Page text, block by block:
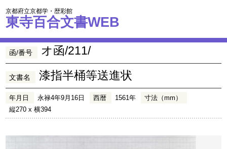
京都府立京都学・歴彩館
東寺百合文書WEB
函/番号 オ函/211/
文書名 漆指半桶等送進状
年月日 永禄4年9月16日 西暦 1561年
寸法（mm）
縦270 x 横394